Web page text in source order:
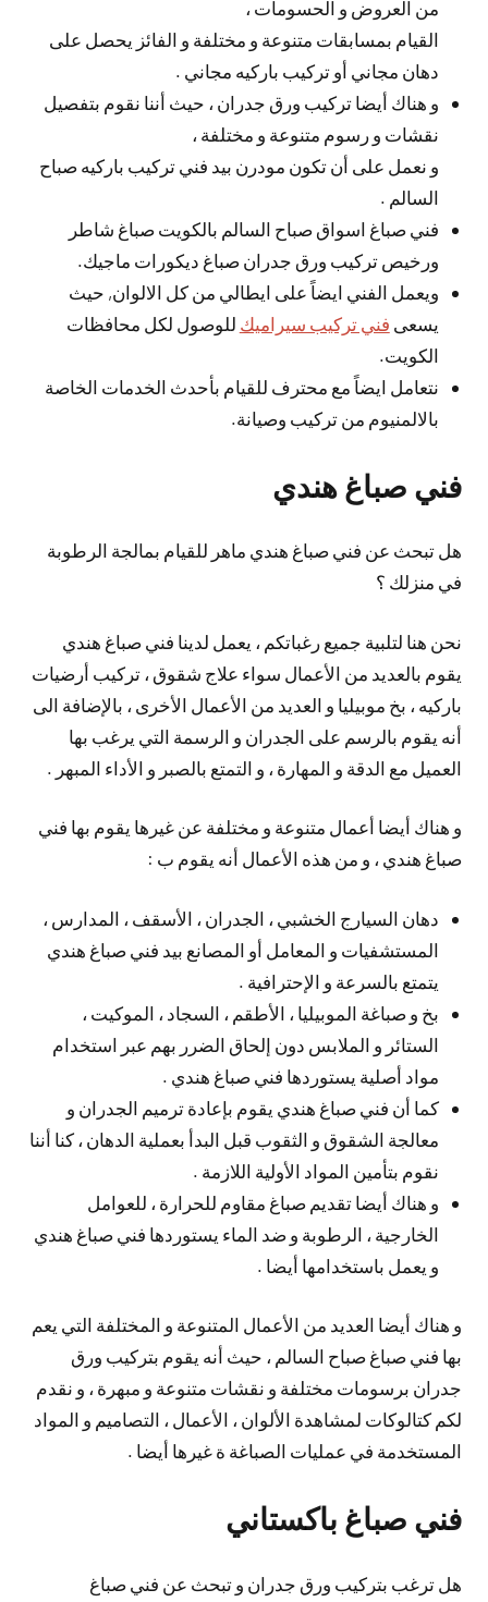
من العروض و الحسومات ،
القيام بمسابقات متنوعة و مختلفة و الفائز يحصل على
دهان مجاني أو تركيب باركيه مجاني .
و هناك أيضا تركيب ورق جدران ، حيث أننا نقوم بتفصيل
نقشات و رسوم متنوعة و مختلفة ،
و نعمل على أن تكون مودرن بيد فني تركيب باركيه صباح
السالم .
فني صباغ اسواق صباح السالم بالكويت صباغ شاطر
ورخيص تركيب ورق جدران صباغ ديكورات ماجيك.
ويعمل الفني ايضاً على ايطالي من كل الالوان, حيث
يسعى فني تركيب سيراميك للوصول لكل محافظات
الكويت.
نتعامل ايضاً مع محترف للقيام بأحدث الخدمات الخاصة
بالالمنيوم من تركيب وصيانة.
فني صباغ هندي
هل تبحث عن فني صباغ هندي ماهر للقيام بمالجة الرطوبة
في منزلك ؟
نحن هنا لتلبية جميع رغباتكم ، يعمل لدينا فني صباغ هندي
يقوم بالعديد من الأعمال سواء علاج شقوق ، تركيب أرضيات
باركيه ، بخ موبيليا و العديد من الأعمال الأخرى ، بالإضافة الى
أنه يقوم بالرسم على الجدران و الرسمة التي يرغب بها
العميل مع الدقة و المهارة ، و التمتع بالصبر و الأداء المبهر .
و هناك أيضا أعمال متنوعة و مختلفة عن غيرها يقوم بها فني
صباغ هندي ، و من هذه الأعمال أنه يقوم ب :
دهان السيارج الخشبي ، الجدران ، الأسقف ، المدارس ،
المستشفيات و المعامل أو المصانع بيد فني صباغ هندي
يتمتع بالسرعة و الإحترافية .
بخ و صباغة الموبيليا ، الأطقم ، السجاد ، الموكيت ،
الستائر و الملابس دون إلحاق الضرر بهم عبر استخدام
مواد أصلية يستوردها فني صباغ هندي .
كما أن فني صباغ هندي يقوم بإعادة ترميم الجدران و
معالجة الشقوق و الثقوب قبل البدأ بعملية الدهان ، كنا أننا
نقوم بتأمين المواد الأولية اللازمة .
و هناك أيضا تقديم صباغ مقاوم للحرارة ، للعوامل
الخارجية ، الرطوبة و ضد الماء يستوردها فني صباغ هندي
و يعمل باستخدامها أيضا .
و هناك أيضا العديد من الأعمال المتنوعة و المختلفة التي يعم
بها فني صباغ صباح السالم ، حيث أنه يقوم بتركيب ورق
جدران برسومات مختلفة و نقشات متنوعة و مبهرة ، و نقدم
لكم كتالوكات لمشاهدة الألوان ، الأعمال ، التصاميم و المواد
المستخدمة في عمليات الصباغة ة غيرها أيضا .
فني صباغ باكستاني
هل ترغب بتركيب ورق جدران و تبحث عن فني صباغ